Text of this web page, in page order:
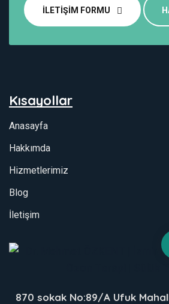
İLETIŞIM FORMU
Kısayollar
Anasayfa
Hakkımda
Hizmetlerimiz
Blog
İletişim
870 sokak No:89/A Ufuk